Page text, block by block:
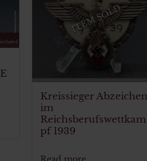
ITEM SOLD
Kreissieger Abzeichen
im
Reichsberufswettkam
pf 1939
Read more